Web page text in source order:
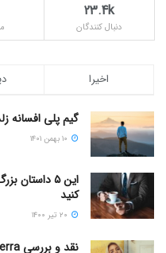
23.4k
دنبال کنندگان
اخیرا
گیم پلی افسانه
کنید